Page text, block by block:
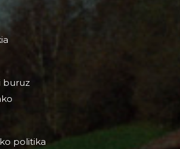
buruz
politika